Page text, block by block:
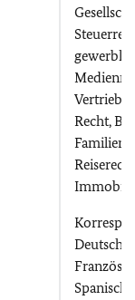
Recht,
Deutsch,
Spanisch